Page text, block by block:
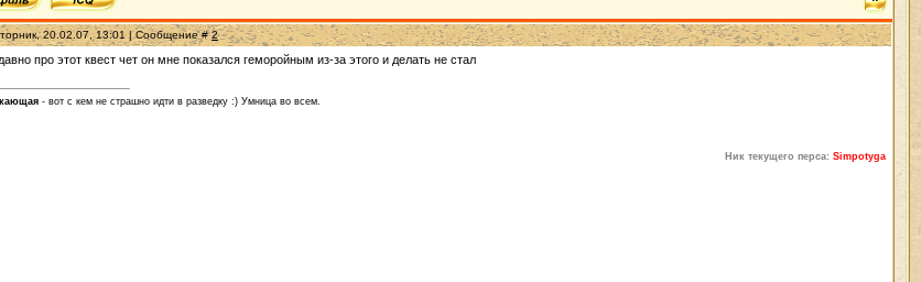
20.02.07, 13:01 | Сообщение #2
про этот квест чет он мне показался геморойным из-за этого и делать не стал
- вот с кем не страшно идти в разведку :) Умница во всем.
Ник текущего перса: Simpotyga